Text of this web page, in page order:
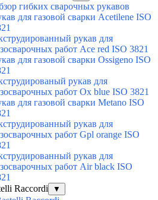
гибких сварочных рукавов
для газовой сварки Acetilene ISO
рукав для
работ Ace red ISO 3821
для газовой сварки Ossigeno ISO
рукав для
работ Ox blue ISO 3821
для газовой сварки Metano ISO
рукав для
работ Gpl orange ISO
рукав для
работ Air black ISO
Raccordi
▼